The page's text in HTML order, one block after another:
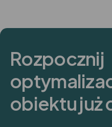
Rozpocznij
obiektu już